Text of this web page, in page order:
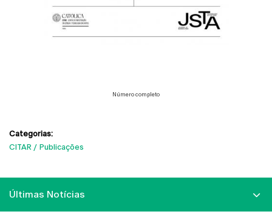
Número completo
Categorias:
CITAR
Publicações
Últimas Notícias